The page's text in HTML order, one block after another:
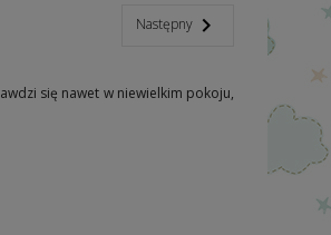
Następny
się nawet w niewielkim pokoju,